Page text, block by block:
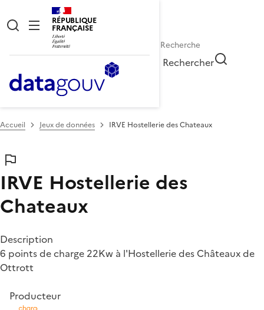
RÉPUBLIQUE
FRANÇAISE
Rechercher
Accueil Jeux de données IRVE Hostellerie des Chateaux
IRVE Hostellerie des
Chateaux
Description
6 points de charge 22Kw à l'Hostellerie des Châteaux de
Ottrott
Producteur